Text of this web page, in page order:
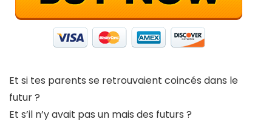
Et si tes parents se retrouvaient coincés dans le
futur ?
Et s’il n’y avait pas un mais des futurs ?